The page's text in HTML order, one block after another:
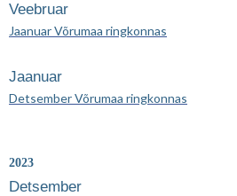
Veebruar
Jaanuar Võrumaa ringkonnas
Jaanuar
Detsember Võrumaa ringkonnas
2023
Detsember